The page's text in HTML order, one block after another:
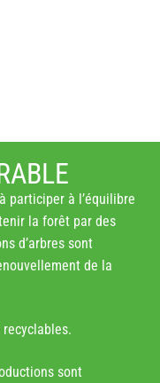
participer à l’équilibre
la forêt par des
d’arbres sont
de la
sont